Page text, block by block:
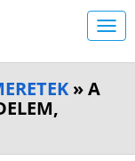
» A